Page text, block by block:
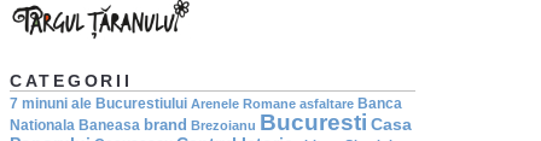
CATEGORII
7 minuni ale Bucurestiului Arenele Romane asfaltare Banca
Nationala Baneasa brand Brezoianu Bucuresti Casa